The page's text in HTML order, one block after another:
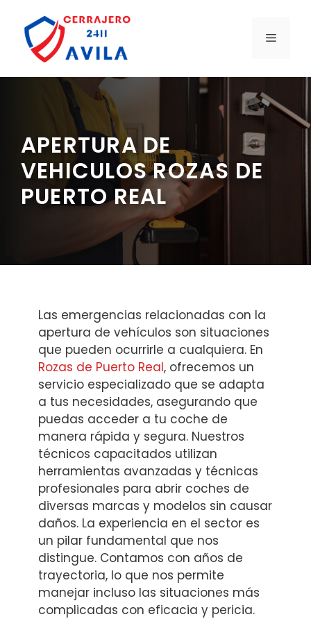
contenido
MENÚ
APERTURA DE
VEHICULOS ROZAS DE
PUERTO REAL
Las emergencias relacionadas con la
apertura de vehículos son situaciones
que pueden ocurrirle a cualquiera. En
Rozas de Puerto Real, ofrecemos un
servicio especializado que se adapta
a tus necesidades, asegurando que
puedas acceder a tu coche de
manera rápida y segura. Nuestros
técnicos capacitados utilizan
herramientas avanzadas y técnicas
profesionales para abrir coches de
diversas marcas y modelos sin causar
daños. La experiencia en el sector es
un pilar fundamental que nos
distingue. Contamos con años de
trayectoria, lo que nos permite
manejar incluso las situaciones más
complicadas con eficacia y pericia.